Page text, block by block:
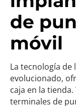
de
móvil
La tecnología de
evolucionado,
caja en la
terminales de